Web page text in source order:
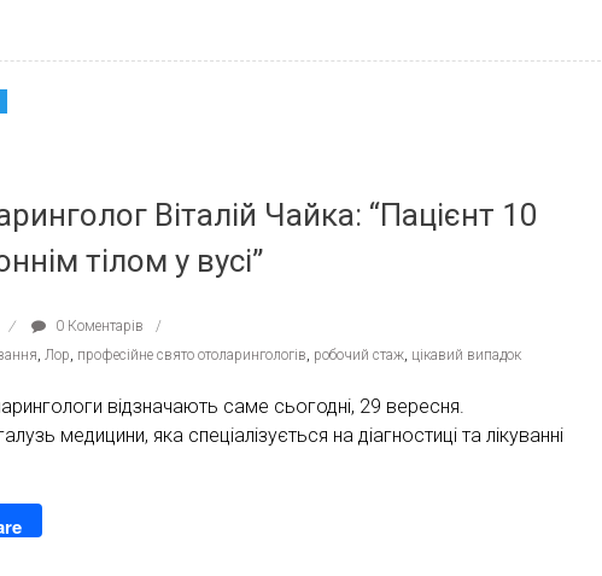
Віталій Чайка: “Пацієнт 10
тілом у вусі”
0 Коментарів
Лор професійне свято отоларингологів робочий стаж цікавий випадок
відзначають саме сьогодні, 29 вересня.
медицини, яка спеціалізується на діагностиці та лікуванні